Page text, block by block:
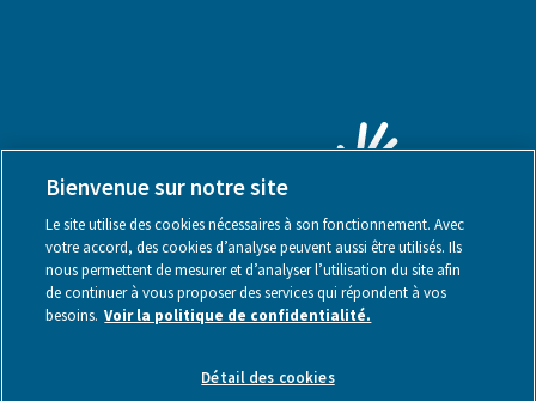
Bienvenue sur notre site
Le site utilise des cookies nécessaires à son fonctionnement. Avec
votre accord, des cookies d’analyse peuvent aussi être utilisés. Ils
nous permettent de mesurer et d’analyser l’utilisation du site afin
de continuer à vous proposer des services qui répondent à vos
besoins. Voir la politique de confidentialité.
Détail des cookies